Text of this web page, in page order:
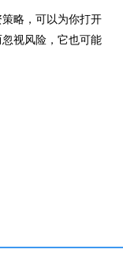
略，可以为你打开
视风险，它也可能